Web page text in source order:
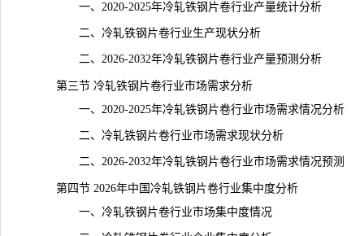
一、2020-2025年冷轧铁钢片卷行业产量统计分析
二、冷轧铁钢片卷行业生产现状分析
二、2026-2032年冷轧铁钢片卷行业产量预测分析
第三节 冷轧铁钢片卷行业市场需求分析
一、2020-2025年冷轧铁钢片卷行业市场需求情况分析
二、冷轧铁钢片卷行业市场需求现状分析
二、2026-2032年冷轧铁钢片卷行业市场需求情况预测
第四节 2026年中国冷轧铁钢片卷行业集中度分析
一、冷轧铁钢片卷行业市场集中度情况